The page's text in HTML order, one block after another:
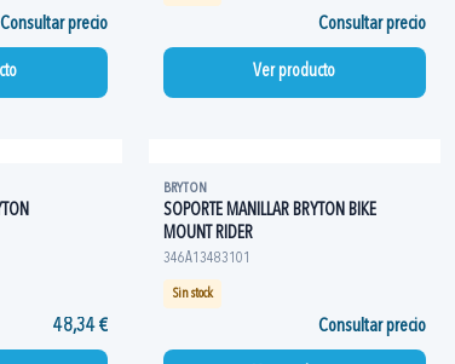
Consultar precio Consultar precio
Ver producto
48,34 €
BRYTON
SOPORTE MANILLAR BRYTON BIKE
MOUNT RIDER
346A13483101
Sin stock
Consultar precio